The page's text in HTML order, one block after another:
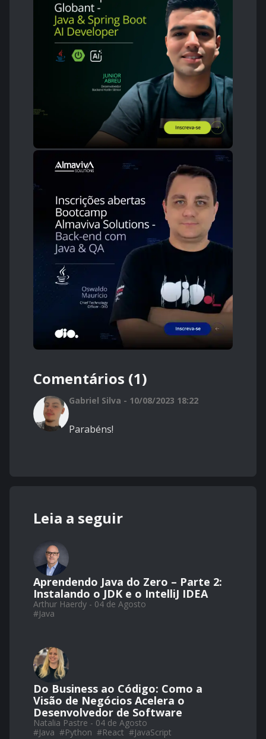
Comentários (1)
Gabriel Silva - 10/08/2023 18:22
Parabéns!
Leia a seguir
Aprendendo Java do Zero – Parte 2:
Instalando o JDK e o IntelliJ IDEA
Arthur Haerdy - 04 de Agosto
#Java
Do Business ao Código: Como a
Visão de Negócios Acelera o
Desenvolvedor de Software
Natalia Pastre - 04 de Agosto
#Java #Python #React #JavaScript